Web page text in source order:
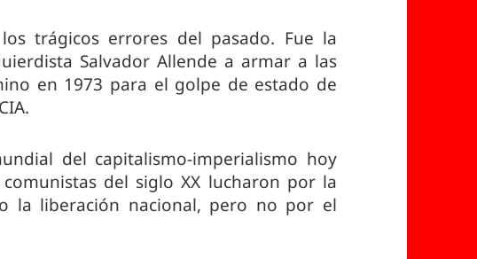
trágicos errores del pasado. Fue la
Salvador Allende a armar a las
en 1973 para el golpe de estado de
del capitalismo-imperialismo hoy
del siglo XX lucharon por la
la liberación nacional, pero no por el